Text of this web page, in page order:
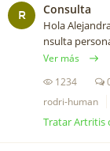
R Consulta
Hola
nsulta
Ver más
1234
rodri-human
Tratar Artritis